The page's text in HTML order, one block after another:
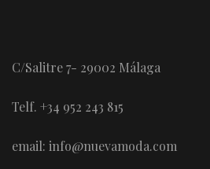
C/Salitre 7- 29002 Málaga
Telf. +34 952 243 815
email: info@nuevamoda.com